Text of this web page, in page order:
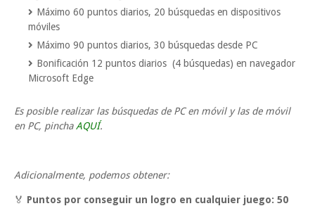
Máximo 60 puntos diarios, 20 búsquedas en dispositivos
móviles
Máximo 90 puntos diarios, 30 búsquedas desde PC
Bonificación 12 puntos diarios (4 búsquedas) en navegador
Microsoft Edge
Es posible realizar las búsquedas de PC en móvil y las de móvil
en PC, pinchaAQUÍ.
Adicionalmente, podemos obtener:
🏅 Puntos por conseguir un logro en cualquier juego: 50